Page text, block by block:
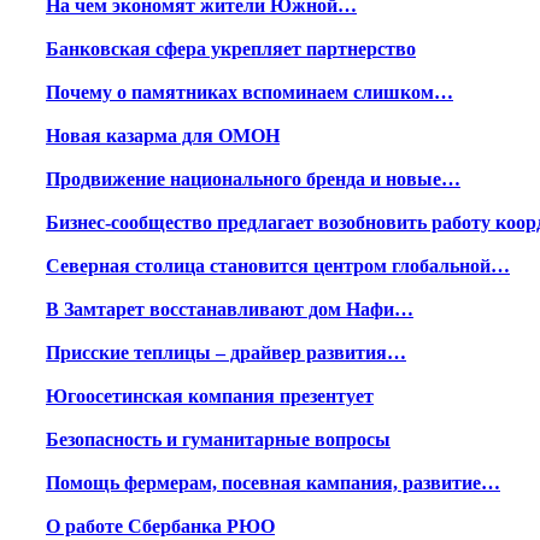
На чем экономят жители Южной…
Банковская сфера укрепляет партнерство
Почему о памятниках вспоминаем слишком…
Новая казарма для ОМОН
Продвижение национального бренда и новые…
Бизнес-сообщество предлагает возобновить работу
Северная столица становится центром глобальной…
В Замтарет восстанавливают дом Нафи…
Присские теплицы – драйвер развития…
Югоосетинская компания презентует
Безопасность и гуманитарные вопросы
Помощь фермерам, посевная кампания, развитие…
О работе Сбербанка РЮО